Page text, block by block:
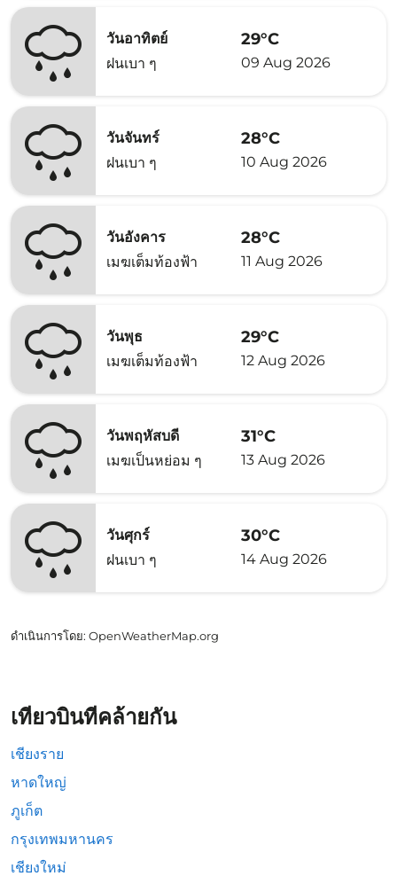
วันอาทิตย์
ฝนเบา ๆ
29°C
09 Aug 2026
วันจันทร์
ฝนเบา ๆ
28°C
10 Aug 2026
วันอังคาร
เมฆเต็มท้องฟ้า
28°C
11 Aug 2026
วันพุธ
เมฆเต็มท้องฟ้า
29°C
12 Aug 2026
วันพฤหัสบดี
เมฆเป็นหย่อม ๆ
31°C
13 Aug 2026
วันศุกร์
ฝนเบา ๆ
30°C
14 Aug 2026
ดำเนินการโดย: OpenWeatherMap.org
เที่ยวบินที่คล้ายกัน
เชียงราย
หาดใหญ่
ภูเก็ต
กรุงเทพมหานคร
เชียงใหม่